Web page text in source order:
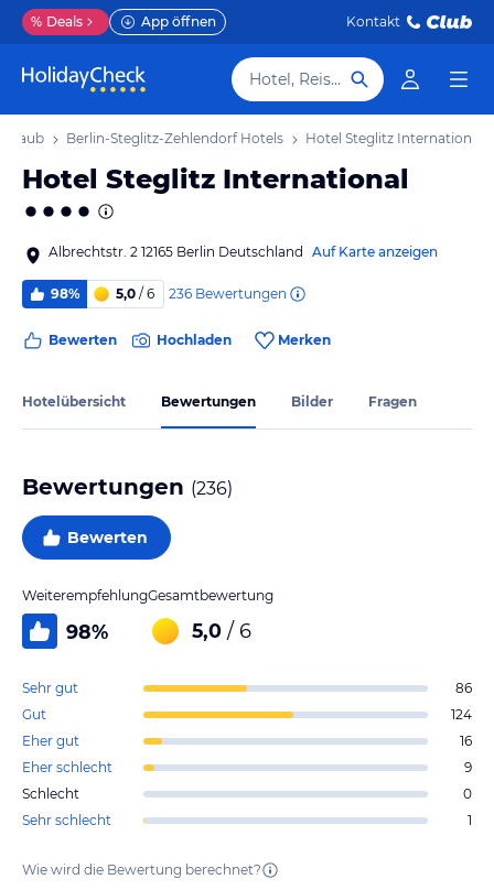
% Deals App öffnen Kontakt
Hotel, Reiseziel
Berlin-Steglitz-Zehlendorf Hotels Hotel Steglitz International
Hotel Steglitz International
Albrechtstr. 2 12165 Berlin Deutschland Auf Karte anzeigen
98% 5,0 / 6 236 Bewertungen
Bewerten Hochladen Merken
Hotelübersicht Bewertungen Bilder Fragen
Bewertungen (236)
Bewerten
Weiterempfehlung
98%
Gesamtbewertung
5,0 / 6
Sehr gut
86
Gut
124
Eher gut
16
Eher schlecht
9
Schlecht
0
Sehr schlecht
1
Wie wird die Bewertung berechnet?